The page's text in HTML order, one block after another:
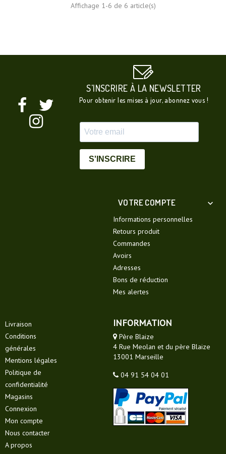
Affichage 1-6 de 6 article(s)
S'INSCRIRE À LA NEWSLETTER
Pour obtenir les mises à jour, abonnez vous !
S'INSCRIRE
VOTRE COMPTE 
Informations personnelles
Retours produit
Commandes
Avoirs
Adresses
Bons de réduction
Mes alertes
Livraison
Conditions
générales
Mentions légales
Politique de
confidentialité
Magasins
Connexion
Mon compte
Nous contacter
A propos
INFORMATION
Père Blaize
4 Rue Meolan et du père Blaize
13001 Marseille
04 91 54 04 01